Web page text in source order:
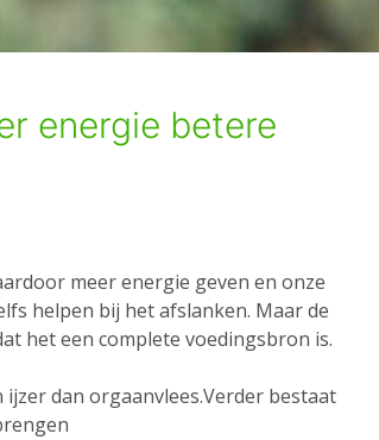
energie betere
meer energie geven en onze
helpen bij het afslanken. Maar de
het een complete voedingsbron is.
dan orgaanvlees.Verder bestaat